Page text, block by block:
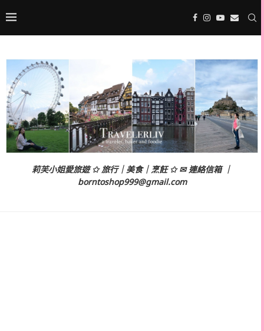
莉芙小姐愛旅遊 ✩ 旅行｜美食｜烹飪 ✩ ✉ 連絡信箱 ｜
borntoshop999@gmail.com